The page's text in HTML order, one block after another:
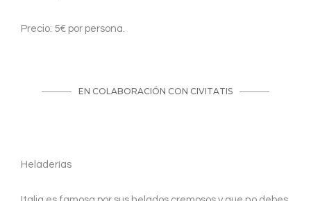
Precio: 5€ por persona.
Heladerías